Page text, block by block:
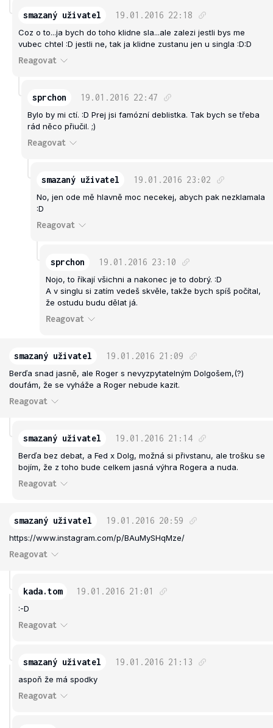
smazaný uživatel 19.01.2016 22:18
Coz o to...ja bych do toho klidne sla...ale zalezi jestli bys me
vubec chtel :D jestli ne, tak ja klidne zustanu jen u singla :D:D
Reagovat
sprchon 19.01.2016 22:47
Bylo by mi ctí. :D Prej jsi famózní deblistka. Tak bych se třeba
rád něco přiučil. ;)
Reagovat
smazaný uživatel 19.01.2016 23:02
No, jen ode mě hlavně moc necekej, abych pak nezklamala
:D
Reagovat
sprchon 19.01.2016 23:10
Nojo, to říkají všichni a nakonec je to dobrý. :D
A v singlu si zatím vedeš skvěle, takže bych spíš počítal,
že ostudu budu dělat já.
Reagovat
smazaný uživatel 19.01.2016 21:09
Berďa snad jasně, ale Roger s nevyzpytatelným Dolgošem,(?)
doufám, že se vyháže a Roger nebude kazit.
Reagovat
smazaný uživatel 19.01.2016 21:14
Berďa bez debat, a Fed x Dolg, možná si přivstanu, ale trošku se
bojím, že z toho bude celkem jasná výhra Rogera a nuda.
Reagovat
smazaný uživatel 19.01.2016 20:59
https://www.instagram.com/p/BAuMySHqMze/
Reagovat
kada.tom 19.01.2016 21:01
:-D
Reagovat
smazaný uživatel 19.01.2016 21:13
aspoň že má spodky
Reagovat